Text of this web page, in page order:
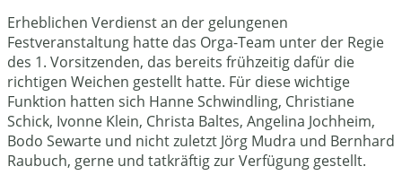
Erheblichen Verdienst an der gelungenen
Festveranstaltung hatte das Orga-Team unter der Regie
des 1. Vorsitzenden, das bereits frühzeitig dafür die
richtigen Weichen gestellt hatte. Für diese wichtige
Funktion hatten sich Hanne Schwindling, Christiane
Schick, Ivonne Klein, Christa Baltes, Angelina Jochheim,
Bodo Sewarte und nicht zuletzt Jörg Mudra und Bernhard
Raubuch, gerne und tatkräftig zur Verfügung gestellt.